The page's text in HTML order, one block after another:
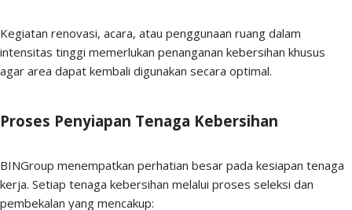
Kegiatan renovasi, acara, atau penggunaan ruang dalam
intensitas tinggi memerlukan penanganan kebersihan khusus
agar area dapat kembali digunakan secara optimal.
Proses Penyiapan Tenaga Kebersihan
BINGroup menempatkan perhatian besar pada kesiapan tenaga
kerja. Setiap tenaga kebersihan melalui proses seleksi dan
pembekalan yang mencakup: